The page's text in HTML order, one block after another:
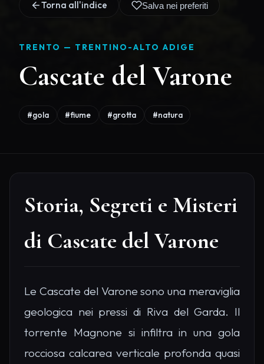
Torna all'indice Salva nei preferiti
TRENTO — TRENTINO-ALTO ADIGE
Cascate del Varone
#gola #fiume #grotta #natura
Storia, Segreti e Misteri
di Cascate del Varone
Le Cascate del Varone sono una meraviglia
geologica nei pressi di Riva del Garda. Il
torrente Magnone si infiltra in una gola
rocciosa calcarea verticale profonda quasi